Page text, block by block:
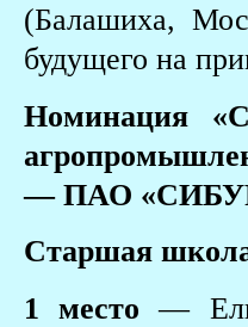
(Балашиха,
будущего на
Номинация
— ПАО
Старшая
1 место —